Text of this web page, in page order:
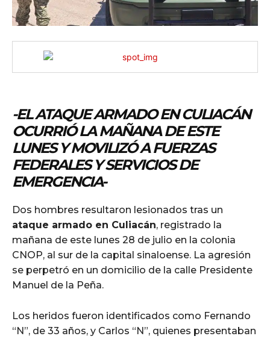
-EL ATAQUE ARMADO EN CULIACÁN
OCURRIÓ LA MAÑANA DE ESTE
LUNES Y MOVILIZÓ A FUERZAS
FEDERALES Y SERVICIOS DE
EMERGENCIA-
Dos hombres resultaron lesionados tras un
ataque armado en Culiacán, registrado la
mañana de este lunes 28 de julio en la colonia
CNOP, al sur de la capital sinaloense. La agresión
se perpetró en un domicilio de la calle Presidente
Manuel de la Peña.
Los heridos fueron identificados como Fernando
“N”, de 33 años, y Carlos “N”, quienes presentaban